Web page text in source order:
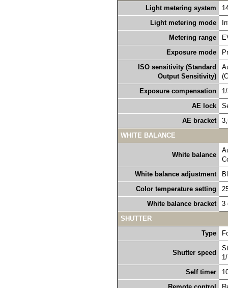
Light metering system
Light metering mode
Metering range
Exposure mode
ISO sensitivity (Standard
Output Sensitivity)
Exposure compensation
AE lock
AE bracket
WHITE BALANCE
White balance
White balance adjustment
Color temperature setting
White balance bracket
3
SHUTTER
Type
Shutter speed
Self timer